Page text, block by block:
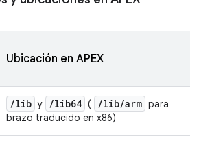
Ubicación en APEX
/lib y /lib64 ( /lib/arm para
brazo traducido en x86)